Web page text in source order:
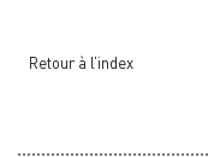
Retour à l’index